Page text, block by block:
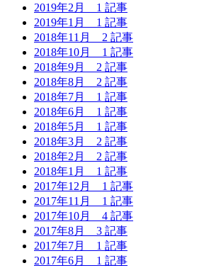
2019年2月 1 記事
2019年1月 1 記事
2018年11月 2 記事
2018年10月 1 記事
2018年9月 2 記事
2018年8月 2 記事
2018年7月 1 記事
2018年6月 1 記事
2018年5月 1 記事
2018年3月 2 記事
2018年2月 2 記事
2018年1月 1 記事
2017年12月 1 記事
2017年11月 1 記事
2017年10月 4 記事
2017年8月 3 記事
2017年7月 1 記事
2017年6月 1 記事